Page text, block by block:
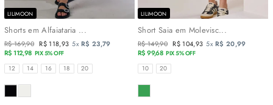
LILIMOON
Shorts em Alfaiataria ...
Preço
normal
R$ 169,90 Preço
promocional
R$ 118,93 5xR$ 23,79
R$ 112,98 PIX 5% OFF
TAMANHOS
12 14 16 18 20
COR
LILIMOON
Short Saia em Molevisc...
Preço
normal
R$ 149,90 Preço
promocional
R$ 104,93 5xR$ 20,99
R$ 99,68 PIX 5% OFF
TAMANHOS
10 20
COR